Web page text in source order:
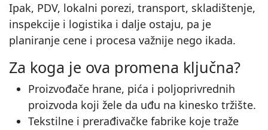
Ipak, PDV, lokalni porezi, transport, skladištenje,
inspekcije i logistika i dalje ostaju, pa je
planiranje cene i procesa važnije nego ikada.
Za koga je ova promena ključna?
Proizvođače hrane, pića i poljoprivrednih
proizvoda koji žele da uđu na kinesko tržište.
Tekstilne i prerađivačke fabrike koje traže